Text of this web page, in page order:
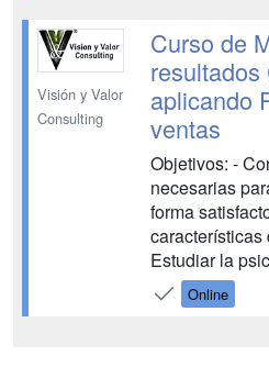
se analiza el
procesos de
resoluc...
Visión y Valor
Consulting
Curso de
aplicando
ventas
Objetivos: -
necesarias
forma satisfactoria. -
características
Estudiar la
la del propio vendedor. -
afianzar)
Online